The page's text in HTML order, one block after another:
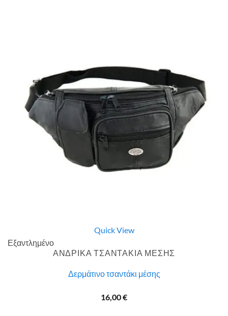
Quick View
Εξαντλημένο
ΑΝΔΡΙΚΑ ΤΣΑΝΤΑΚΙΑ ΜΕΣΗΣ
Δερμάτινο τσαντάκι μέσης
16,00€